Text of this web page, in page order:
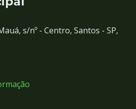
s/nº - Centro, Santos - SP,